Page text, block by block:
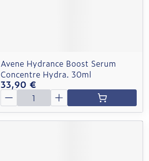
Avene Hydrance Boost Serum
Concentre Hydra. 30ml
33,90 €
Quantité